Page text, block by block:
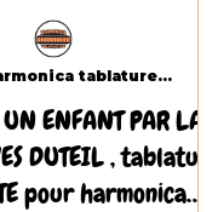
ENFANT PAR LA
DUTEIL , tablature
pour harmonica
Seb d'harmonica tablatures.com